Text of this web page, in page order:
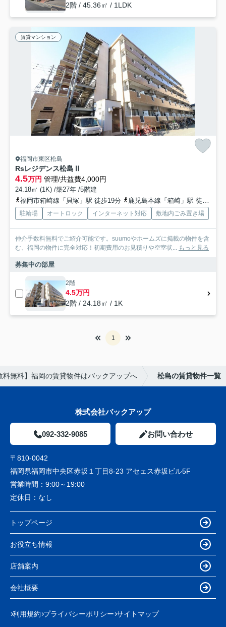
2階 / 45.36㎡ / 1LDK
賃貸マンション
福岡市東区松島
Rsレジデンス松島Ⅱ
4.5万円 管理/共益費4,000円
24.18㎡ (1K) /築27年 /5階建
福岡市箱崎線「貝塚」駅 徒歩19分
鹿児島本線「箱崎」駅 徒歩20分
駐輪場 オートロック インターネット対応 敷地内ごみ置き場
仲介手数料無料でご紹介可能です。suumoやホームズに掲載の物件を含
む、福岡の物件に完全対応！初期費用のお見積りや空室状... もっと見る
募集中の部屋
2階
4.5万円
2階 / 24.18㎡ / 1K
1
料無料】福岡の賃貸物件はバックアップへ 松島の賃貸物件一覧
株式会社バックアップ
092-332-9085 お問い合わせ
〒810-0042
福岡県福岡市中央区赤坂１丁目8-23 アセェス赤坂ビル5F
営業時間： 9:00～19:00
定休日： なし
トップページ
お役立ち情報
店舗案内
会社概要
利用規約 プライバシーポリシー サイトマップ